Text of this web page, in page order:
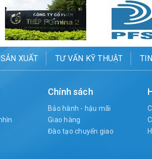
XUẤT TƯ VẤN KỸ THUẬT
Chính sách
Bảo hành - hậu mãi
Giao hàng
Đào tạo chuyển giao